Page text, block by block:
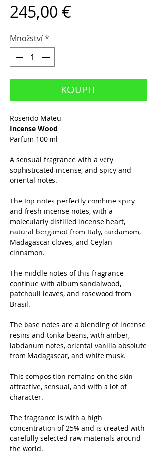
245,00 €
Množství*
KOUPIT
Rosendo Mateu
Incense Wood
Parfum 100 ml
A sensual fragrance with a very
sophisticated incense, and spicy and
oriental notes.
The top notes perfectly combine spicy
and fresh incense notes, with a
molecularly distilled incense heart,
natural bergamot from Italy, cardamom,
Madagascar cloves, and Ceylan
cinnamon.
The middle notes of this fragrance
continue with album sandalwood,
patchouli leaves, and rosewood from
Brasil.
The base notes are a blending of incense
resins and tonka beans, with amber,
labdanum notes, oriental vanilla absolute
from Madagascar, and white musk.
This composition remains on the skin
attractive, sensual, and with a lot of
character.
The fragrance is with a high
concentration of 25% and is created with
carefully selected raw materials around
the world.